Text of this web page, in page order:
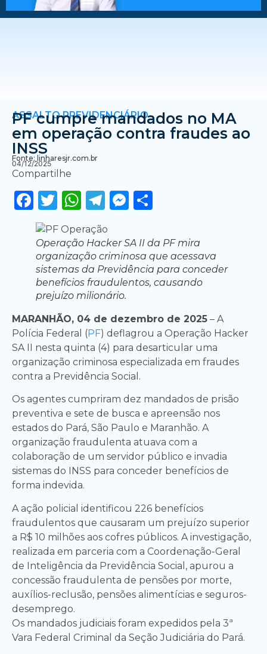
ASSALTO PREVIDENCIÁRIO
PF cumpre mandados no MA
em operação contra fraudes ao
INSS
Fonte: linharesjr.com.br
04/12/2025
Compartilhe
Facebook
Twitter
WhatsApp
Telegram
Messenger
Operação Hacker SA II da PF mira
organização criminosa que acessava
sistemas da Previdência para conceder
benefícios fraudulentos, causando
prejuízo milionário.
MARANHÃO, 04 de dezembro de 2025 – A
Polícia Federal (PF) deflagrou a Operação Hacker
SA II nesta quinta (4) para desarticular uma
organização criminosa especializada em fraudes
contra a Previdência Social.
Os agentes cumpriram dez mandados de prisão
preventiva e sete de busca e apreensão nos
estados do Pará, São Paulo e Maranhão. A
organização fraudulenta atuava com a
colaboração de um servidor público e invadia
sistemas do INSS para conceder benefícios de
forma indevida.
A ação policial identificou 226 benefícios
fraudulentos que causaram um prejuízo superior
a R$ 10 milhões aos cofres públicos. A investigação,
realizada em parceria com a Coordenação-Geral
de Inteligência da Previdência Social, apurou a
concessão fraudulenta de pensões por morte,
auxílios-reclusão, pensões alimentícias e seguros-
desemprego.
Os mandados judiciais foram expedidos pela 3ª
Vara Federal Criminal da Seção Judiciária do Pará.